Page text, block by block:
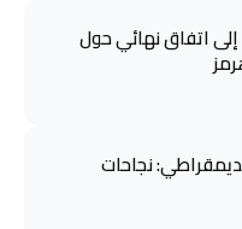
اتفاق نهائي حول
نجاحات